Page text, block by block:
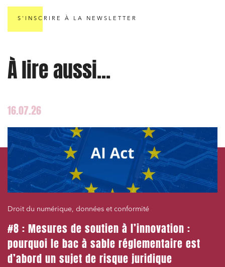
S'INSCRIRE À LA NEWSLETTER
À lire aussi...
16.07.26
Droit du numérique, données et conformité
#8 : Mesures de soutien à l’innovation :
pourquoi le bac à sable réglementaire est
d’abord un sujet de risque juridique